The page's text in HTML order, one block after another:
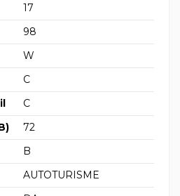
17
98
W
C
C
72
B
AUTOTURISME